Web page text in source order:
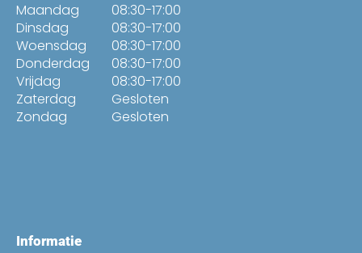
Maandag
Dinsdag
Woensdag
Donderdag
Vrijdag
Zaterdag
Zondag
08:30-17:00
08:30-17:00
08:30-17:00
08:30-17:00
08:30-17:00
Gesloten
Gesloten
Informatie